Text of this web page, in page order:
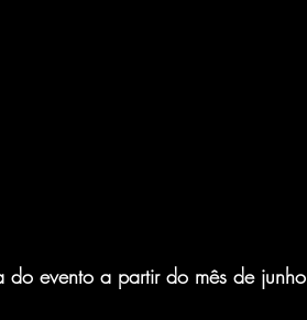
evento a partir do mês de junho